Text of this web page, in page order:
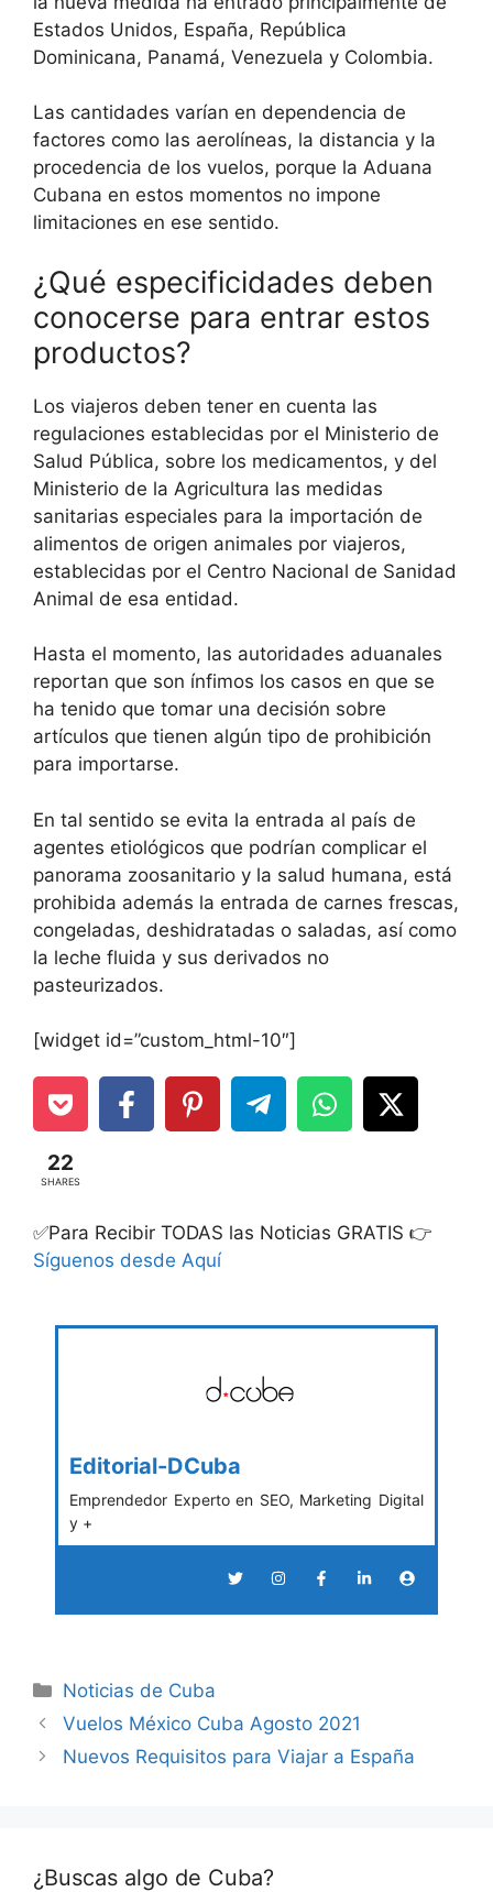
Estados Unidos, España, República
Dominicana, Panamá, Venezuela y Colombia.
Las cantidades varían en dependencia de
factores como las aerolíneas, la distancia y la
procedencia de los vuelos, porque la Aduana
Cubana en estos momentos no impone
limitaciones en ese sentido.
¿Qué especificidades deben
conocerse para entrar estos
productos?
Los viajeros deben tener en cuenta las
regulaciones establecidas por el Ministerio de
Salud Pública, sobre los medicamentos, y del
Ministerio de la Agricultura las medidas
sanitarias especiales para la importación de
alimentos de origen animales por viajeros,
establecidas por el Centro Nacional de Sanidad
Animal de esa entidad.
Hasta el momento, las autoridades aduanales
reportan que son ínfimos los casos en que se
ha tenido que tomar una decisión sobre
artículos que tienen algún tipo de prohibición
para importarse.
En tal sentido se evita la entrada al país de
agentes etiológicos que podrían complicar el
panorama zoosanitario y la salud humana, está
prohibida además la entrada de carnes frescas,
congeladas, deshidratadas o saladas, así como
la leche fluida y sus derivados no
pasteurizados.
[widget id=”custom_html-10″]
22
SHARES
✅Para Recibir TODAS las Noticias GRATIS 👉
Síguenos desde Aquí
Editorial-DCuba
Emprendedor Experto en SEO, Marketing Digital
y +
Categories
Noticias de Cuba
Vuelos México Cuba Agosto 2021
Nuevos Requisitos para Viajar a España
¿Buscas algo de Cuba?